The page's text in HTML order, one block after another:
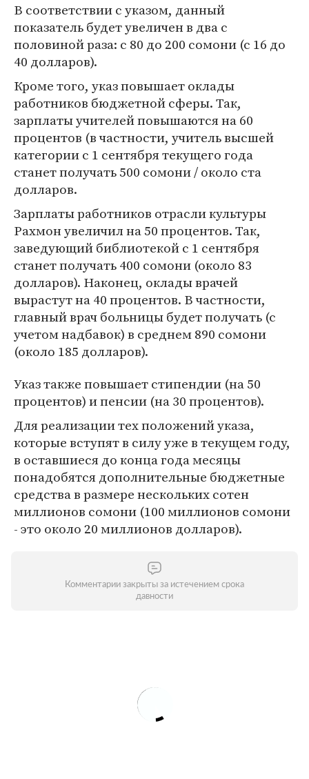
В соответствии с указом, данный
показатель будет увеличен в два с
половиной раза: с 80 до 200 сомони (с 16 до
40 долларов).
Кроме того, указ повышает оклады
работников бюджетной сферы. Так,
зарплаты учителей повышаются на 60
процентов (в частности, учитель высшей
категории с 1 сентября текущего года
станет получать 500 сомони / около ста
долларов.
Зарплаты работников отрасли культуры
Рахмон увеличил на 50 процентов. Так,
заведующий библиотекой с 1 сентября
станет получать 400 сомони (около 83
долларов). Наконец, оклады врачей
вырастут на 40 процентов. В частности,
главный врач больницы будет получать (с
учетом надбавок) в среднем 890 сомони
(около 185 долларов).
Указ также повышает стипендии (на 50
процентов) и пенсии (на 30 процентов).
Для реализации тех положений указа,
которые вступят в силу уже в текущем году,
в оставшиеся до конца года месяцы
понадобятся дополнительные бюджетные
средства в размере нескольких сотен
миллионов сомони (100 миллионов сомони
- это около 20 миллионов долларов).
Комментарии закрыты за истечением срока
давности